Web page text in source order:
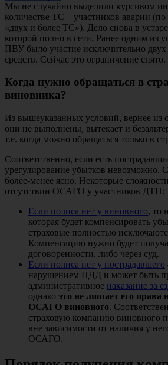
Мы не случайно выделили курсивом
количестве ТС – участников аварии
«двух и более ТС»). Дело снова в
которой полно в сети. Ранее одним из
ПВУ было участие исключительно
средств. Сейчас это ограничение снято.
Когда нужно обращаться в
виновника?
Из вышеуказанных условий, вернее из
они не выполнены, вытекает и
т.е. когда можно обращаться только в
Соответственно, если есть
урегулирование убытков невозможно.
более-менее ясно. Некоторые
отсутствии ОСАГО у участников ДТП:
Если полиса нет у виновного, то
которая будет компенсировать
страховые полностью
Компенсацию нужно будет
договоренности, либо через суд.
Если полиса нет у пострадавшего
нарушением ПДД и может быть
административное наказание за
однако это не лишает его права
ОСАГО виновного.
страховую компанию виновного
вне зависимости от наличия у
ОСАГО.